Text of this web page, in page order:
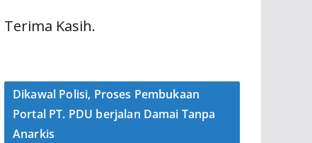
Terima Kasih.
Dikawal Polisi, Proses Pembukaan
Portal PT. PDU berjalan Damai Tanpa
Anarkis